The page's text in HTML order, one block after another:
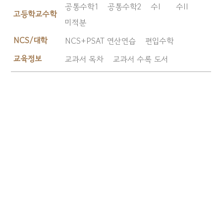
고등학교수학
공통수학1 공통수학2 수I
수II
미적분
NCS/대학
NCS+PSAT 연산연습
편입수학
교육정보
교과서 목차 교과서 수록 도서